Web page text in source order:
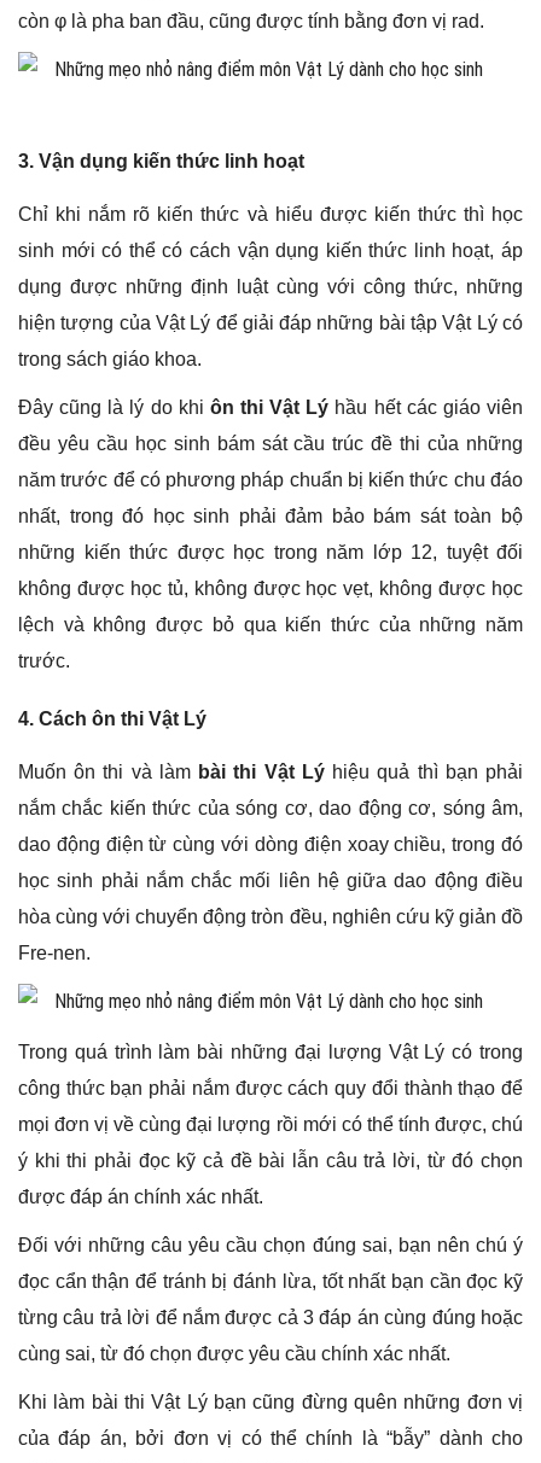
còn φ là pha ban đầu, cũng được tính bằng đơn vị rad.
3. Vận dụng kiến thức linh hoạt
Chỉ khi nắm rõ kiến thức và hiểu được kiến thức thì học
sinh mới có thể có cách vận dụng kiến thức linh hoạt, áp
dụng được những định luật cùng với công thức, những
hiện tượng của Vật Lý để giải đáp những bài tập Vật Lý có
trong sách giáo khoa.
Đây cũng là lý do khi ôn thi Vật Lý hầu hết các giáo viên
đều yêu cầu học sinh bám sát cầu trúc đề thi của những
năm trước để có phương pháp chuẩn bị kiến thức chu đáo
nhất, trong đó học sinh phải đảm bảo bám sát toàn bộ
những kiến thức được học trong năm lớp 12, tuyệt đối
không được học tủ, không được học vẹt, không được học
lệch và không được bỏ qua kiến thức của những năm
trước.
4. Cách ôn thi Vật Lý
Muốn ôn thi và làm bài thi Vật Lýhiệu quả thì bạn phải
nắm chắc kiến thức của sóng cơ, dao động cơ, sóng âm,
dao động điện từ cùng với dòng điện xoay chiều, trong đó
học sinh phải nắm chắc mối liên hệ giữa dao động điều
hòa cùng với chuyển động tròn đều, nghiên cứu kỹ giản đồ
Fre-nen.
Trong quá trình làm bài những đại lượng Vật Lý có trong
công thức bạn phải nắm được cách quy đổi thành thạo để
mọi đơn vị về cùng đại lượng rồi mới có thể tính được, chú
ý khi thi phải đọc kỹ cả đề bài lẫn câu trả lời, từ đó chọn
được đáp án chính xác nhất.
Đối với những câu yêu cầu chọn đúng sai, bạn nên chú ý
đọc cẩn thận để tránh bị đánh lừa, tốt nhất bạn cần đọc kỹ
từng câu trả lời để nắm được cả 3 đáp án cùng đúng hoặc
cùng sai, từ đó chọn được yêu cầu chính xác nhất.
Khi làm bài thi Vật Lý bạn cũng đừng quên những đơn vị
của đáp án, bởi đơn vị có thể chính là “bẫy” dành cho